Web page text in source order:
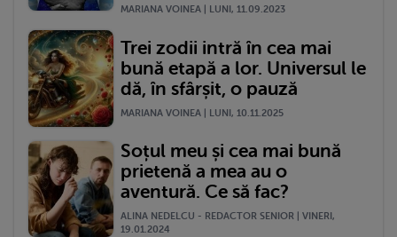
MARIANA VOINEA | LUNI, 11.09.2023
Trei zodii intră în cea mai
bună etapă a lor. Universul le
dă, în sfârșit, o pauză
MARIANA VOINEA | LUNI, 10.11.2025
Soțul meu și cea mai bună
prietenă a mea au o
aventură. Ce să fac?
ALINA NEDELCU - REDACTOR SENIOR | VINERI,
19.01.2024